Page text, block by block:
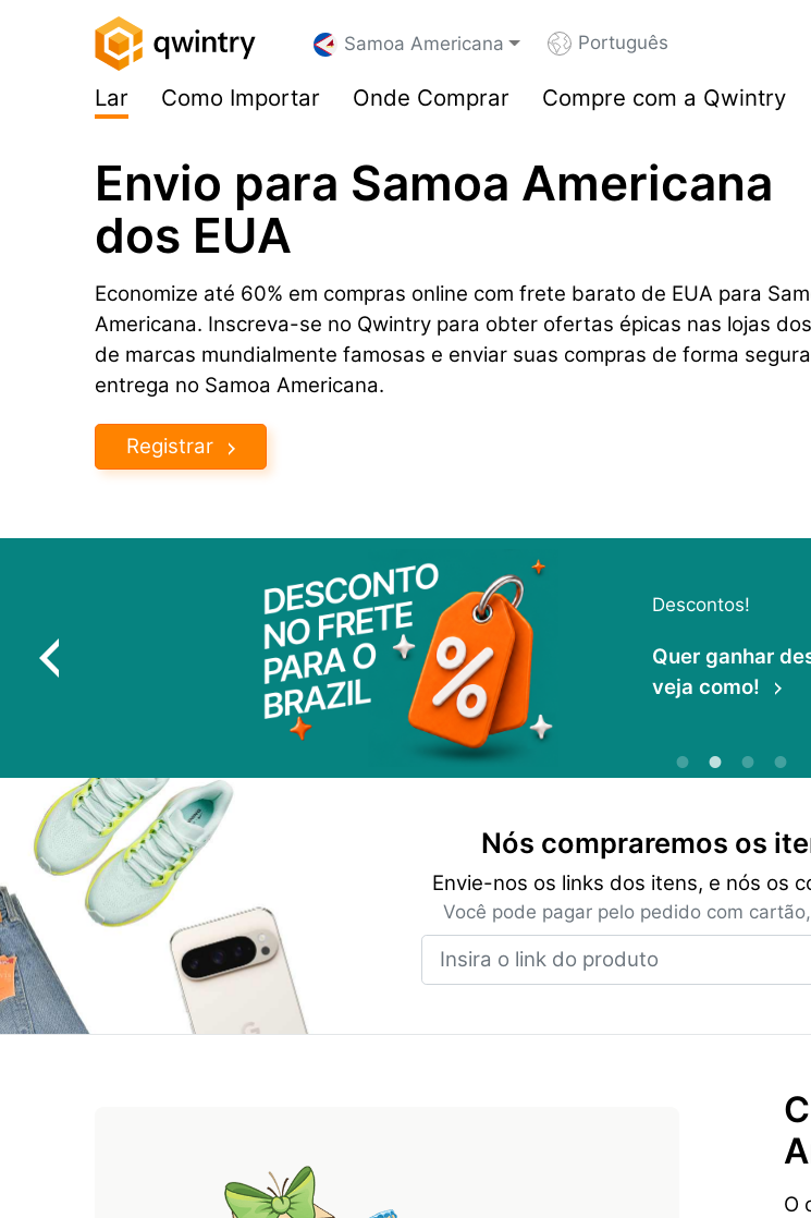
Samoa Americana Português
Lar Como Importar Onde Comprar Compre com a Qwintry
Envio para Samoa Americana
dos EUA
Economize até 60% em compras online com frete barato de EUA para
Americana. Inscreva-se no Qwintry para obter ofertas épicas nas lojas
de marcas mundialmente famosas e enviar suas compras de forma
entrega no Samoa Americana.
Registrar
Descontos!
Quer ganhar
veja como!
Nós compraremos os
Envie-nos os links dos itens, e nós os
Você pode pagar pelo pedido com
O